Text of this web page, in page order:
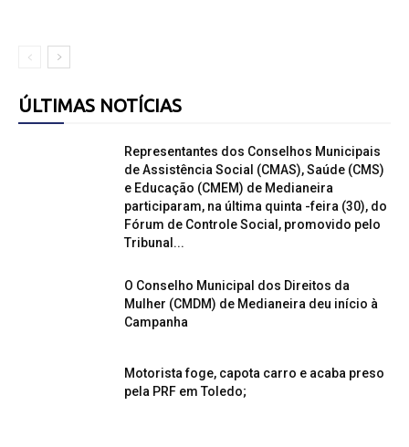
ÚLTIMAS NOTÍCIAS
Representantes dos Conselhos Municipais
de Assistência Social (CMAS), Saúde (CMS)
e Educação (CMEM) de Medianeira
participaram, na última quinta -feira (30), do
Fórum de Controle Social, promovido pelo
Tribunal...
O Conselho Municipal dos Direitos da
Mulher (CMDM) de Medianeira deu início à
Campanha
Motorista foge, capota carro e acaba preso
pela PRF em Toledo;